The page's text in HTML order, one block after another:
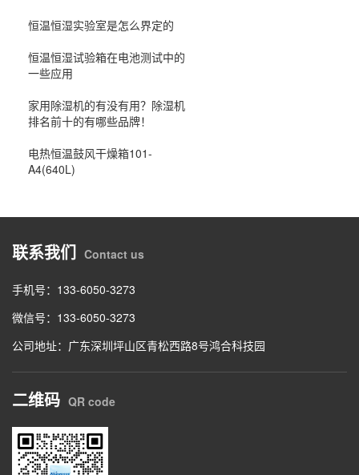
恒温恒湿实验室是怎么界定的
恒温恒湿试验箱在电池测试中的
一些应用
家用除湿机的有没有用？除湿机
排名前十的有哪些品牌！
电热恒温鼓风干燥箱101-
A4(640L)
联系我们 Contact us
手机号：133-6050-3273
微信号：133-6050-3273
公司地址：广东深圳坪山区青松西路8号鸿合科技园
二维码 QR code